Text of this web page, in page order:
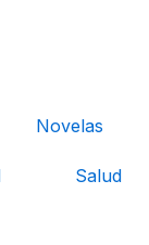
Novelas
Salud